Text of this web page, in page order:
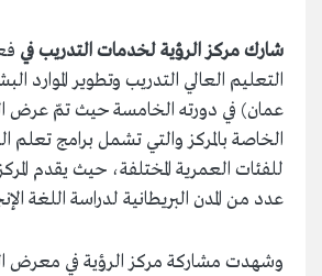
شارك مركز الرؤية لخدمات التدريب في
التعليم العالي التدريب وتطوير الموارد
عمان) في دورته الخامسة حيث تمّ عرض
الخاصة بالمركز والتي تشمل برامج تعلم
للفئات العمرية المختلفة، حيث يقدم
عدد من المدن البريطانية لدراسة اللغة
وشهدت مشاركة مركز الرؤية في معرض